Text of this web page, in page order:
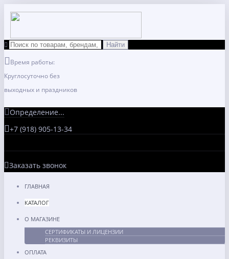
Время работы:
Круглосуточно без
выходных и праздников
Определение...
+7 (918) 905-13-34
Заказать звонок
ГЛАВНАЯ
КАТАЛОГ
О МАГАЗИНЕ
СЕРТИФИКАТЫ И ЛИЦЕНЗИИ
РЕКВИЗИТЫ
ОПЛАТА